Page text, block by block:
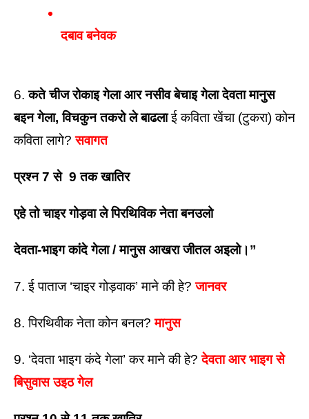
दबाव बनेवक
6. कते चीज रोकाइ गेला आर नसीव बेचाइ गेला देवता मानुस
बइन गेला, विचकुन तकरो ले बाढला ई कविता खेंचा (टुकरा) कोन
कविता लागे? सवागत
प्रश्न 7 से  9 तक खातिर
एहे तो चाइर गोड़वा ले पिरथिविक नेता बनउलो
देवता-भाइग कांदे गेला / मानुस आखरा जीतल अइलो।”
7. ई पाताज ‘चाइर गोड़वाक’ माने की हे? जानवर
8. पिरथिवीक नेता कोन बनल? मानुस
9. ‘देवता भाइग कंदे गेला’ कर माने की हे? देवता आर भाइग से
बिसुवास उइठ गेल